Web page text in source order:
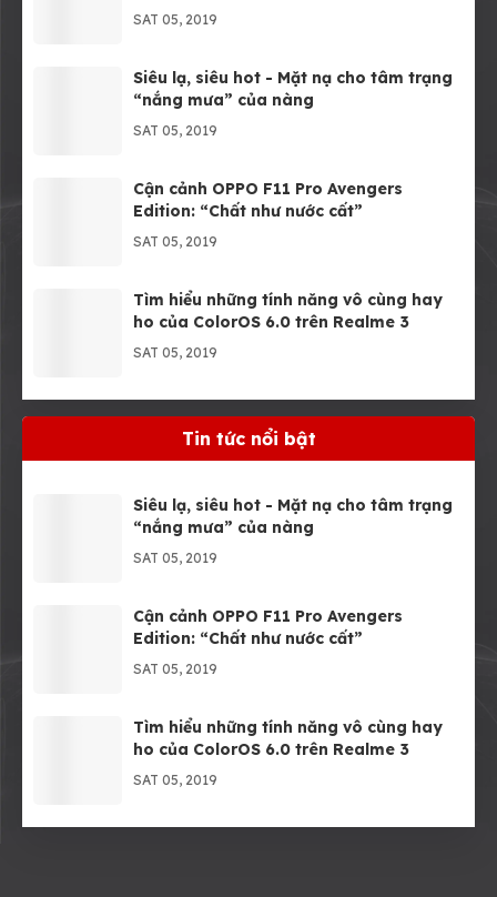
SAT 05, 2019
Siêu lạ, siêu hot - Mặt nạ cho tâm trạng
“nắng mưa” của nàng
SAT 05, 2019
Cận cảnh OPPO F11 Pro Avengers
Edition: “Chất như nước cất”
SAT 05, 2019
Tìm hiểu những tính năng vô cùng hay
ho của ColorOS 6.0 trên Realme 3
SAT 05, 2019
sung ngay các tính năng của iPad Pro
SAT 05, 2019
Tin tức nổi bật
Siêu lạ, siêu hot - Mặt nạ cho tâm trạng
“nắng mưa” của nàng
SAT 05, 2019
Cận cảnh OPPO F11 Pro Avengers
Edition: “Chất như nước cất”
SAT 05, 2019
Tìm hiểu những tính năng vô cùng hay
ho của ColorOS 6.0 trên Realme 3
SAT 05, 2019